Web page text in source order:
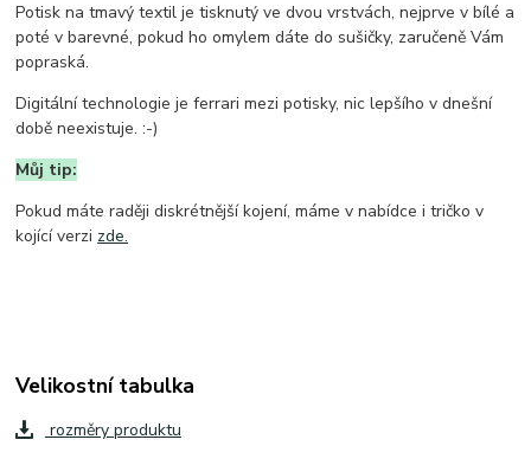
Potisk na tmavý textil je tisknutý ve dvou vrstvách, nejprve v bílé a
poté v barevné, pokud ho omylem dáte do sušičky, zaručeně Vám
popraská.
Digitální technologie je ferrari mezi potisky, nic lepšího v dnešní
době neexistuje. :-)
Můj tip:
Pokud máte raději diskrétnější kojení, máme v nabídce i tričko v
kojící verzi zde.
Velikostní tabulka
rozměry produktu